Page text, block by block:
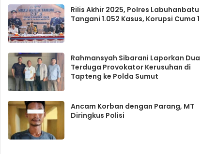
Rilis Akhir 2025, Polres Labuhanbatu
Tangani 1.052 Kasus, Korupsi Cuma 1
Rahmansyah Sibarani Laporkan Dua
Terduga Provokator Kerusuhan di
Tapteng ke Polda Sumut
Ancam Korban dengan Parang, MT
Diringkus Polisi